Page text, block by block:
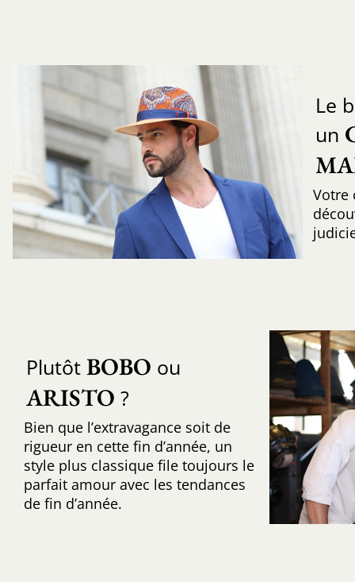
Le
un
Votre
Plutôt BOBO ou
ARISTO ?
Bien que l’extravagance soit de
rigueur en cette fin d’année, un
style plus classique file toujours le
parfait amour avec les tendances
de fin d’année.